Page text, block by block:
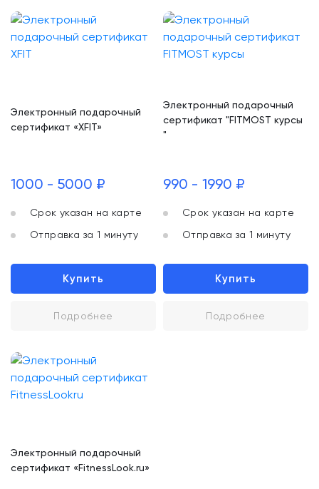
Электронный подарочный
сертификат «XFIT»
1000 - 5000 ₽
Срок указан на карте
Отправка за 1 минуту
Купить
Подробнее
Электронный подарочный
сертификат "FITMOST курсы
"
990 - 1990 ₽
Срок указан на карте
Отправка за 1 минуту
Купить
Подробнее
Электронный подарочный
сертификат «FitnessLook.ru»